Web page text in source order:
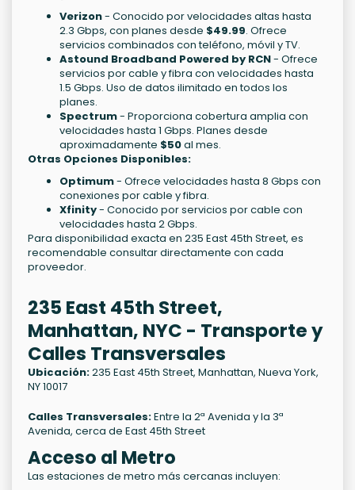
Verizon- Conocido por velocidades altas hasta
2.3 Gbps, con planes desde $49.99. Ofrece
servicios combinados con teléfono, móvil y TV.
Astound Broadband Powered by RCN- Ofrece
servicios por cable y fibra con velocidades hasta
1.5 Gbps. Uso de datos ilimitado en todos los
planes.
Spectrum- Proporciona cobertura amplia con
velocidades hasta 1 Gbps. Planes desde
aproximadamente $50al mes.
Otras Opciones Disponibles:
Optimum- Ofrece velocidades hasta 8 Gbps con
conexiones por cable y fibra.
Xfinity- Conocido por servicios por cable con
velocidades hasta 2 Gbps.
Para disponibilidad exacta en 235 East 45th Street, es
recomendable consultar directamente con cada
proveedor.
235 East 45th Street,
Manhattan, NYC - Transporte y
Calles Transversales
Ubicación:235 East 45th Street, Manhattan, Nueva York,
NY 10017
Calles Transversales:Entre la 2ª Avenida y la 3ª
Avenida, cerca de East 45th Street
Acceso al Metro
Las estaciones de metro más cercanas incluyen: